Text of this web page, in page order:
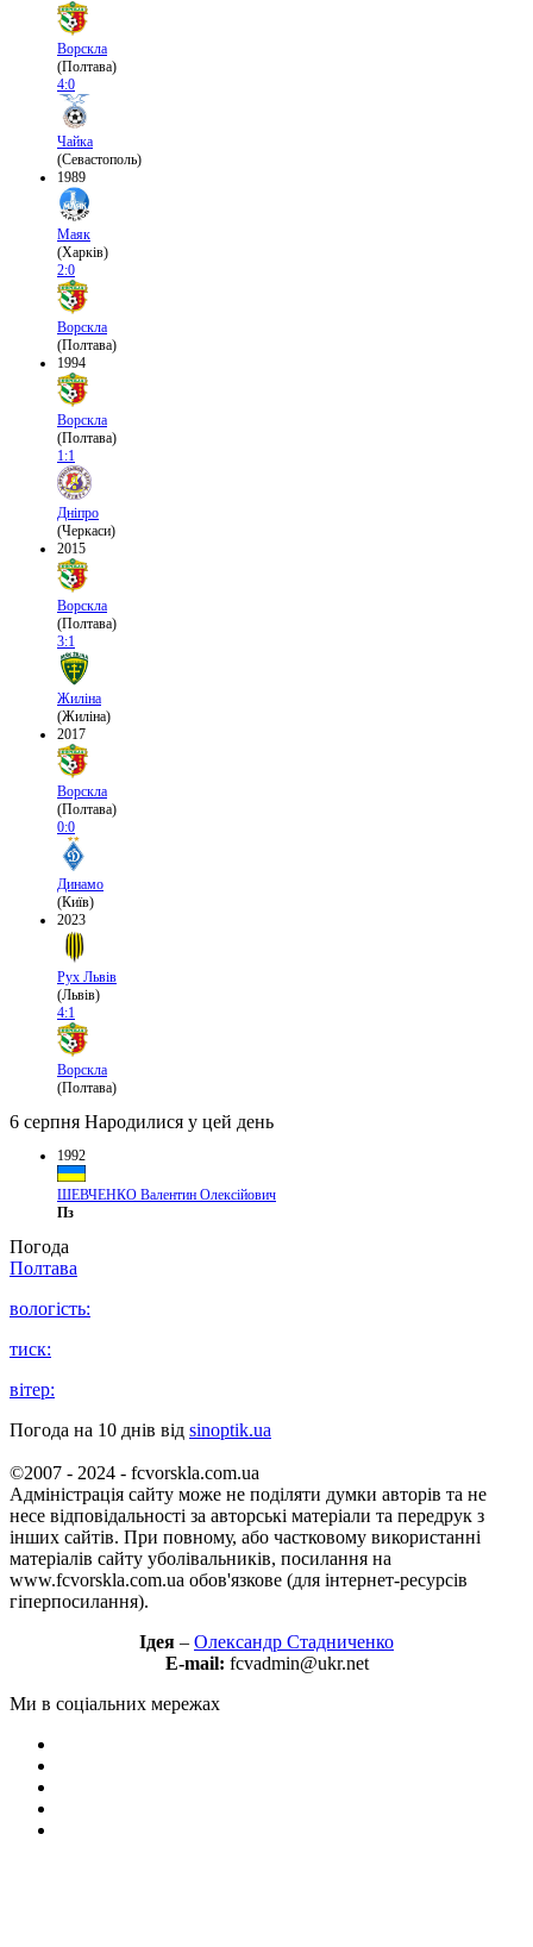
Ворскла
(Полтава)
4:0
Чайка
(Севастополь)
1989
Маяк
(Харків)
2:0
Ворскла
(Полтава)
1994
Ворскла
(Полтава)
1:1
Дніпро
(Черкаси)
2015
Ворскла
(Полтава)
3:1
Жиліна
(Жиліна)
2017
Ворскла
(Полтава)
0:0
Динамо
(Київ)
2023
Рух Львів
(Львів)
4:1
Ворскла
(Полтава)
6 серпня Народилися у цей день
1992
ШЕВЧЕНКО Валентин Олексійович
Пз
Погода
Полтава
вологість:
тиск:
вітер:
Погода на 10 днів від sinoptik.ua
©2007 - 2024 - fcvorskla.com.ua
Адміністрація сайту може не поділяти думки авторів та не
несе відповідальності за авторські матеріали та передрук з
інших сайтів. При повному, або частковому використанні
матеріалів сайту уболівальників, посилання на
www.fcvorskla.com.ua обов'язкове (для інтернет-ресурсів
гіперпосилання).
Ідея – Олександр Стадниченко
E-mail: fcvadmin@ukr.net
Ми в соціальних мережах